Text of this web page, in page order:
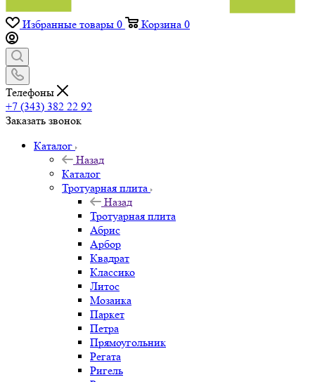
Избранные товары 0 Корзина 0
Телефоны
+7 (343) 382 22 92
Заказать звонок
Каталог
Назад
Каталог
Тротуарная плита
Назад
Тротуарная плита
Абрис
Арбор
Квадрат
Классико
Литос
Мозаика
Паркет
Петра
Прямоугольник
Регата
Ригель